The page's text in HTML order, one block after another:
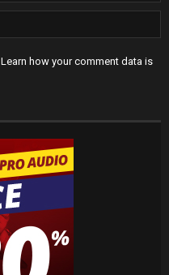
Learn how your comment data is